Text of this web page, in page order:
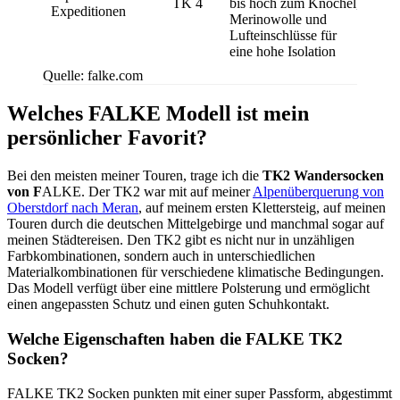
Expeditionen
Merinowolle und
Lufteinschlüsse für
eine hohe Isolation
Quelle: falke.com
Welches FALKE Modell ist mein
persönlicher Favorit?
Bei den meisten meiner Touren, trage ich die TK2 Wandersocken
von FALKE. Der TK2 war mit auf meinerAlpenüberquerung von
Oberstdorf nach Meran, auf meinem ersten Klettersteig, auf meinen
Touren durch die deutschen Mittelgebirge und manchmal sogar auf
meinen Städtereisen. Den TK2 gibt es nicht nur in unzähligen
Farbkombinationen, sondern auch in unterschiedlichen
Materialkombinationen für verschiedene klimatische Bedingungen.
Das Modell verfügt über eine mittlere Polsterung und ermöglicht
einen angepassten Schutz und einen guten Schuhkontakt.
Welche Eigenschaften haben die FALKE TK2
Socken?
FALKE TK2 Socken punkten mit einer super Passform, abgestimmt